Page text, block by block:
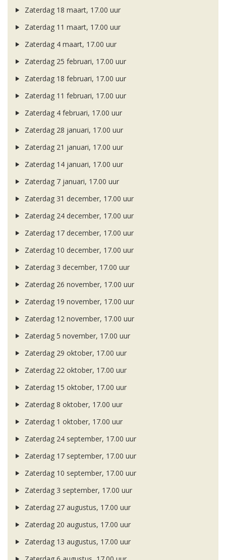
Zaterdag 18 maart, 17.00 uur
Zaterdag 11 maart, 17.00 uur
Zaterdag 4 maart, 17.00 uur
Zaterdag 25 februari, 17.00 uur
Zaterdag 18 februari, 17.00 uur
Zaterdag 11 februari, 17.00 uur
Zaterdag 4 februari, 17.00 uur
Zaterdag 28 januari, 17.00 uur
Zaterdag 21 januari, 17.00 uur
Zaterdag 14 januari, 17.00 uur
Zaterdag 7 januari, 17.00 uur
Zaterdag 31 december, 17.00 uur
Zaterdag 24 december, 17.00 uur
Zaterdag 17 december, 17.00 uur
Zaterdag 10 december, 17.00 uur
Zaterdag 3 december, 17.00 uur
Zaterdag 26 november, 17.00 uur
Zaterdag 19 november, 17.00 uur
Zaterdag 12 november, 17.00 uur
Zaterdag 5 november, 17.00 uur
Zaterdag 29 oktober, 17.00 uur
Zaterdag 22 oktober, 17.00 uur
Zaterdag 15 oktober, 17.00 uur
Zaterdag 8 oktober, 17.00 uur
Zaterdag 1 oktober, 17.00 uur
Zaterdag 24 september, 17.00 uur
Zaterdag 17 september, 17.00 uur
Zaterdag 10 september, 17.00 uur
Zaterdag 3 september, 17.00 uur
Zaterdag 27 augustus, 17.00 uur
Zaterdag 20 augustus, 17.00 uur
Zaterdag 13 augustus, 17.00 uur